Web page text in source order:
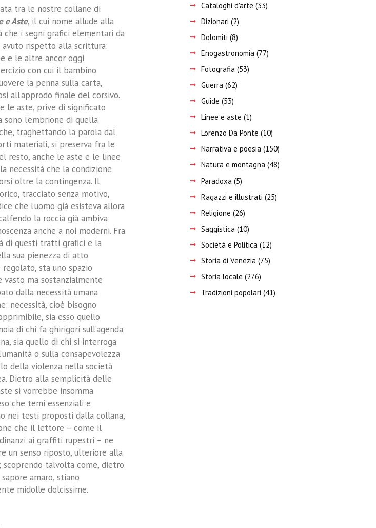
tra le nostre collane di
e Aste, il cui nome allude alla
che i segni grafici elementari da
avuto rispetto alla scrittura:
e le altre ancor oggi
con cui il bambino
la penna sulla carta,
all’approdo finale del corsivo.
le aste, prive di significato
l’embrione di quella
traghettando la parola dal
materiali, si preserva fra le
resto, anche le aste e le linee
necessità che la condizione
oltre la contingenza. Il
tracciato senza motivo,
che l’uomo già esisteva allora
la roccia già ambiva
anche a noi moderni. Fra
di questi tratti grafici e la
sua pienezza di atto
sta uno spazio
vasto ma sostanzialmente
dalla necessità umana
necessità, cioè bisogno
sia esso quello
di chi fa ghirigori sull’agenda
sia quello di chi si interroga
o sulla consapevolezza
della violenza nella società
Dietro alla semplicità delle
si vorrebbe insomma
che temi essenziali e
nei testi proposti dalla collana,
che il lettore – come il
ai graffiti rupestri – ne
un senso riposto, ulteriore alla
talvolta come, dietro
amaro, stiano
midolle dolcissime.
Cataloghi d'arte (33)
Dizionari (2)
Dolomiti (8)
Enogastronomia (77)
Fotografia (53)
Guerra (62)
Guide (53)
Linee e aste (1)
Lorenzo Da Ponte (10)
Narrativa e poesia (150)
Natura e montagna (48)
Paradoxa (5)
Ragazzi e illustrati (25)
Religione (26)
Saggistica (10)
Società e Politica (12)
Storia di Venezia (75)
Storia locale (276)
Tradizioni popolari (41)